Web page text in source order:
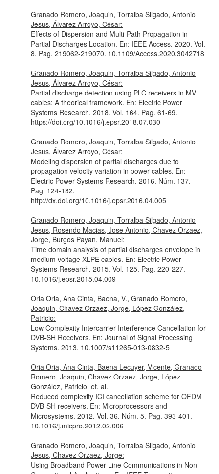
Granado Romero, Joaquin, Torralba Silgado, Antonio
Jesus, Álvarez Arroyo, César:
Effects of Dispersion and Multi-Path Propagation in
Partial Discharges Location. En: IEEE Access. 2020. Vol.
8. Pag. 219062-219070. 10.1109/Access.2020.3042718
Granado Romero, Joaquin, Torralba Silgado, Antonio
Jesus, Álvarez Arroyo, César:
Partial discharge detection using PLC receivers in MV
cables: A theorical framework. En: Electric Power
Systems Research. 2018. Vol. 164. Pag. 61-69.
https://doi.org/10.1016/j.epsr.2018.07.030
Granado Romero, Joaquin, Torralba Silgado, Antonio
Jesus, Álvarez Arroyo, César:
Modeling dispersion of partial discharges due to
propagation velocity variation in power cables. En:
Electric Power Systems Research. 2016. Núm. 137.
Pag. 124-132.
http://dx.doi.org/10.1016/j.epsr.2016.04.005
Granado Romero, Joaquin, Torralba Silgado, Antonio
Jesus, Rosendo Macias, Jose Antonio, Chavez Orzaez,
Jorge, Burgos Payan, Manuel:
Time domain analysis of partial discharges envelope in
medium voltage XLPE cables. En: Electric Power
Systems Research. 2015. Vol. 125. Pag. 220-227.
10.1016/j.epsr.2015.04.009
Oria Oria, Ana Cinta, Baena, V., Granado Romero,
Joaquin, Chavez Orzaez, Jorge, López González,
Patricio:
Low Complexity Intercarrier Interference Cancellation for
DVB-SH Receivers. En: Journal of Signal Processing
Systems. 2013. 10.1007/s11265-013-0832-5
Oria Oria, Ana Cinta, Baena Lecuyer, Vicente, Granado
Romero, Joaquin, Chavez Orzaez, Jorge, López
González, Patricio, et. al.:
Reduced complexity ICI cancellation scheme for OFDM
DVB-SH receivers. En: Microprocessors and
Microsystems. 2012. Vol. 36. Núm. 5. Pag. 393-401.
10.1016/j.micpro.2012.02.006
Granado Romero, Joaquin, Torralba Silgado, Antonio
Jesus, Chavez Orzaez, Jorge:
Using Broadband Power Line Communications in Non-